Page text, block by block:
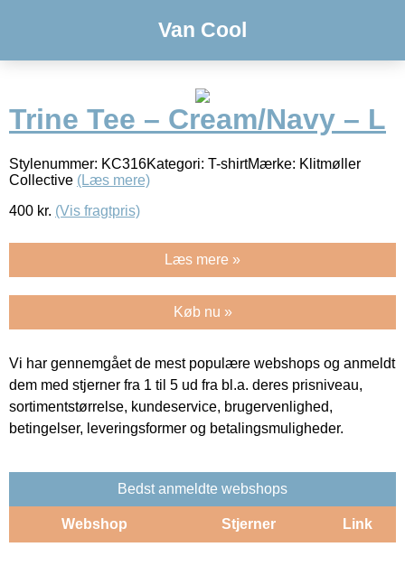
Van Cool
Trine Tee – Cream/Navy – L
Stylenummer: KC316Kategori: T-shirtMærke: Klitmøller
Collective (Læs mere)
400 kr. (Vis fragtpris)
Læs mere »
Køb nu »
Vi har gennemgået de mest populære webshops og anmeldt
dem med stjerner fra 1 til 5 ud fra bl.a. deres prisniveau,
sortimentstørrelse, kundeservice, brugervenlighed,
betingelser, leveringsformer og betalingsmuligheder.
Bedst anmeldte webshops
Webshop Stjerner Link